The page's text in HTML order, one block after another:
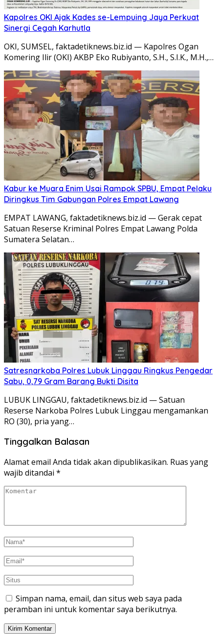
Kapolres OKI Ajak Kades se-Lempuing Jaya Perkuat
Sinergi Cegah Karhutla
OKI, SUMSEL, faktadetiknews.biz.id — Kapolres Ogan
Komering Ilir (OKI) AKBP Eko Rubiyanto, S.H., S.I.K., M.H.,…
Kabur ke Muara Enim Usai Rampok SPBU, Empat Pelaku
Diringkus Tim Gabungan Polres Empat Lawang
EMPAT LAWANG, faktadetiknews.biz.id — Gerak cepat
Satuan Reserse Kriminal Polres Empat Lawang Polda
Sumatera Selatan…
Satresnarkoba Polres Lubuk Linggau Ringkus Pengedar
Sabu, 0,79 Gram Barang Bukti Disita
LUBUK LINGGAU, faktadetiknews.biz.id — Satuan
Reserse Narkoba Polres Lubuk Linggau mengamankan
RO (30), pria yang…
Tinggalkan Balasan
Alamat email Anda tidak akan dipublikasikan. Ruas yang
wajib ditandai *
Simpan nama, email, dan situs web saya pada
peramban ini untuk komentar saya berikutnya.